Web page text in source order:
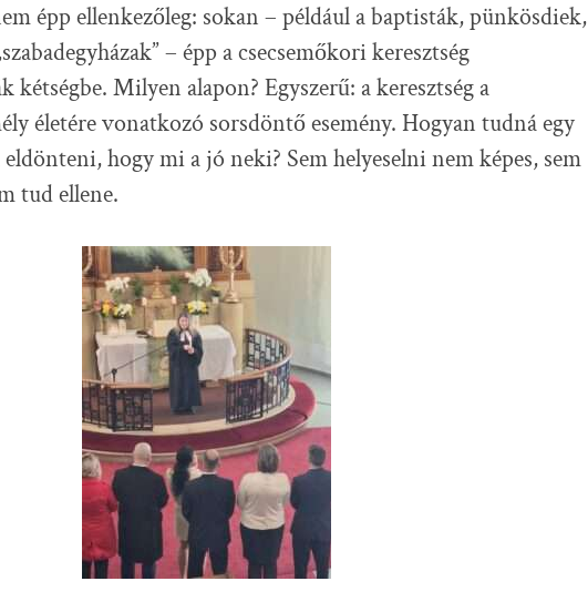
épp ellenkezőleg: sokan – például a baptisták, pünkösdiek,
– épp a csecsemőkori keresztség
kétségbe. Milyen alapon? Egyszerű: a keresztség a
életére vonatkozó sorsdöntő esemény. Hogyan tudná egy
hogy mi a jó neki? Sem helyeselni nem képes, sem
tud ellene.